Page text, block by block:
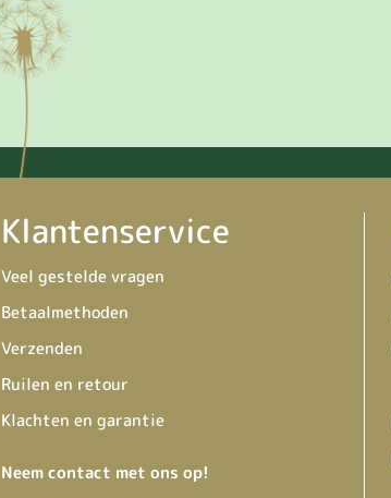
Klantenservice
Veel gestelde vragen
Betaalmethoden
Verzenden
Ruilen en retour
Klachten en garantie
Neem contact met ons op!